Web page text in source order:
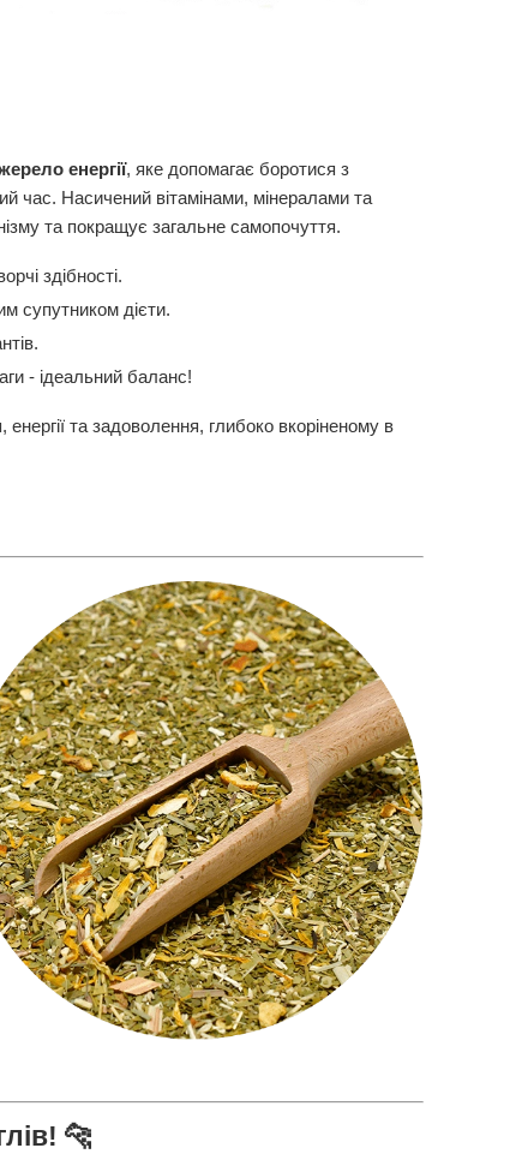
енергії, яке допомагає боротися з
час. Насичений вітамінами, мінералами та
та покращує загальне самопочуття.
здібності.
супутником дієти.
- ідеальний баланс!
та задоволення, глибоко вкоріненому в
🐆